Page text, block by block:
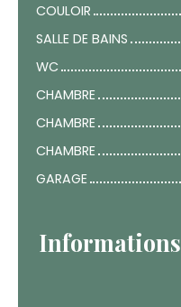
COULOIR
SALLE DE BAINS
WC
CHAMBRE
CHAMBRE
CHAMBRE
GARAGE
Informations